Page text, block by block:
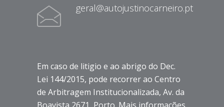
geral@autojustinocarneiro.pt
Em caso de litigio e ao abrigo do Dec.
Lei 144/2015, pode recorrer ao Centro
de Arbitragem Institucionalizada, Av. da